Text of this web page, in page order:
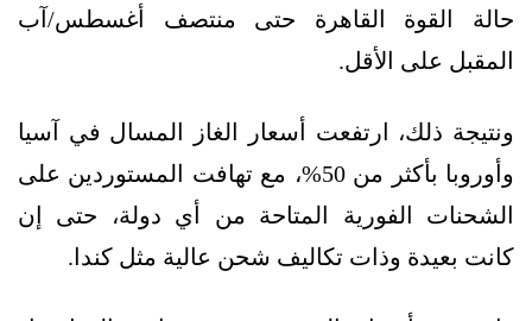
حالة القوة القاهرة حتى منتصف أغسطس/آب
المقبل على الأقل.
ونتيجة ذلك، ارتفعت أسعار الغاز المسال في آسيا
وأوروبا بأكثر من 50%، مع تهافت المستوردين على
الشحنات الفورية المتاحة من أي دولة، حتى إن
كانت بعيدة وذات تكاليف شحن عالية مثل كندا.